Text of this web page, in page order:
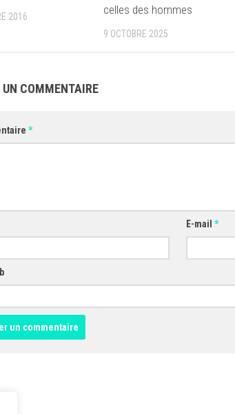
2016
celles des hommes
9 OCTOBRE 2025
COMMENTAIRE
*
E-mail*